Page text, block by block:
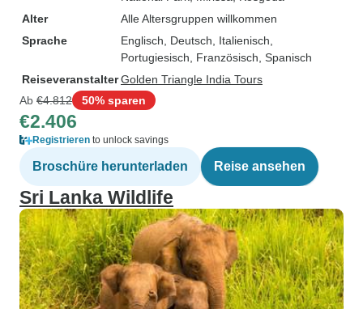
Alter
Alle Altersgruppen willkommen
Sprache
Englisch, Deutsch, Italienisch,
Portugiesisch, Französisch, Spanisch
ReiseveranstalterGolden Triangle India Tours
Ab €4.812 50% sparen
€2.406
Registrieren to unlock savings
Broschüre herunterladen Reise ansehen
Sri Lanka Wildlife